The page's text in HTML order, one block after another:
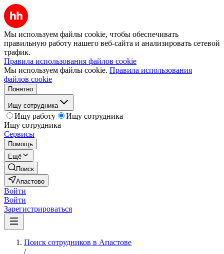
Мы используем файлы cookie, чтобы обеспечивать
правильную работу нашего веб-сайта и анализировать сетевой
трафик.
Правила использования файлов cookie
Мы используем файлы cookie. Правила использования
файлов cookie
Понятно
Ищу сотрудника
Ищу работу
Ищу сотрудника
Ищу сотрудника
Сервисы
Помощь
Ещё
Поиск
Апастово
Войти
Войти
Зарегистрироваться
Поиск сотрудников в Апастове
/